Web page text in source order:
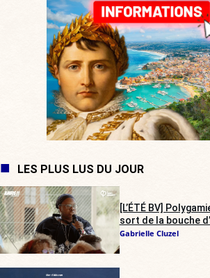
LES PLUS LUS DU JOUR
[L’ÉTÉ BV]
sort de la bouche
Gabrielle Cluzel